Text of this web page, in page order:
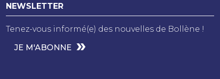
NEWSLETTER
Tenez-vous informé(e) des nouvelles de Bollène !
JE M'ABONNE